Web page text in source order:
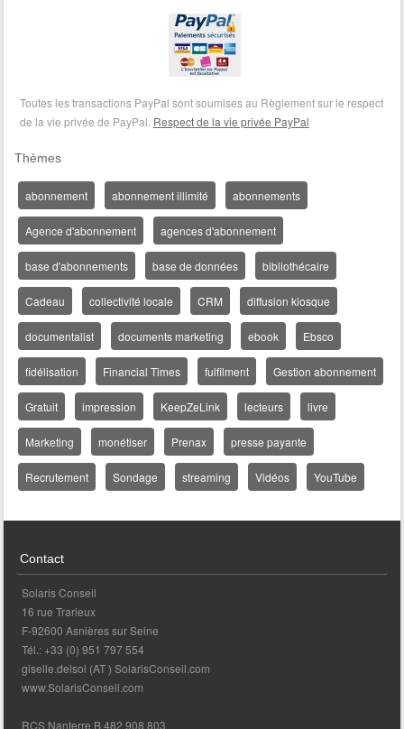
Toutes les transactions PayPal sont soumises au Règlement sur le respect
de la vie privée de PayPal. Respect de la vie privée PayPal
Thèmes
abonnement abonnement illimité abonnements
Agence d'abonnement agences d'abonnement
base d'abonnements base de données bibliothécaire
Cadeau collectivité locale CRM diffusion kiosque
documentalist documents marketing ebook Ebsco
fidélisation Financial Times fulfilment Gestion abonnement
Gratuit impression KeepZeLink lecteurs livre
Marketing monétiser Prenax presse payante
Recrutement Sondage streaming Vidéos YouTube
Contact
Solaris Conseil
16 rue Trarieux
F-92600 Asnières sur Seine
Tél.: +33 (0) 951 797 554
giselle.delsol (AT ) SolarisConseil.com
www.SolarisConseil.com
RCS Nanterre B 482 908 803